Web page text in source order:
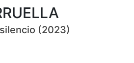
(2023)